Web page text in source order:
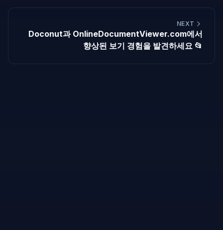
NEXT
Doconut과 OnlineDocumentViewer.com에서
향상된 보기 경험을 발견하세요 📂